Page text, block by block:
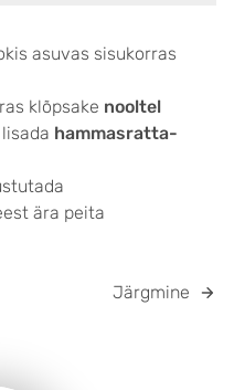
asuvas sisukorras
klõpsake nooltel
hammasratta-
ära peita
Järgmine